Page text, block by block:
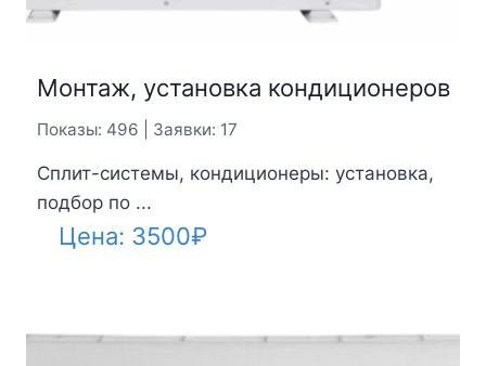
Монтаж, установка кондиционеров
Показы: 496 | Заявки: 17
Сплит-системы, кондиционеры: установка,
подбор по ...
Цена: 3500₽